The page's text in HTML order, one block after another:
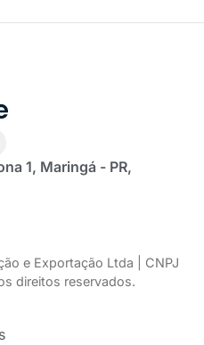
1, Maringá - PR,
e Exportação Ltda | CNPJ
direitos reservados.